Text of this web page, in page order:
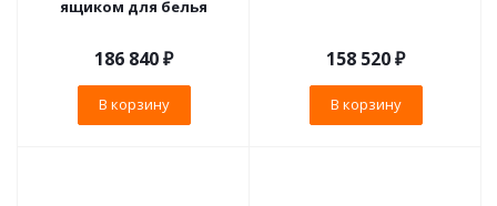
ящиком для белья
186 840₽
В корзину
158 520₽
В корзину